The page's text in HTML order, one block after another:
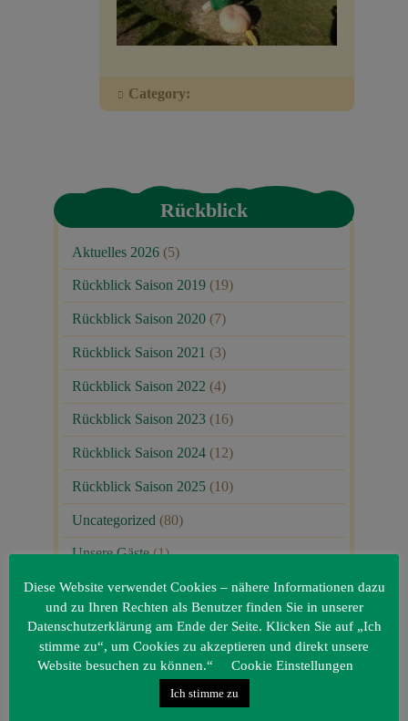
Veranstaltungen
Category:
Rückblick
Aktuelles 2026 (5)
Rückblick Saison 2019 (19)
Rückblick Saison 2020 (7)
Rückblick Saison 2021 (3)
Rückblick Saison 2022 (4)
Rückblick Saison 2023 (16)
Rückblick Saison 2024 (12)
Rückblick Saison 2025 (10)
Uncategorized (80)
Unsere Gäste(1)
Diese Website verwendet Cookies – nähere Informationen dazu
und zu Ihren Rechten als Benutzer finden Sie in unserer
Datenschutzerklärung am Ende der Seite. Klicken Sie auf „Ich
stimme zu“, um Cookies zu akzeptieren und direkt unsere
Website besuchen zu können.“
Cookie Einstellungen
Ich stimme zu